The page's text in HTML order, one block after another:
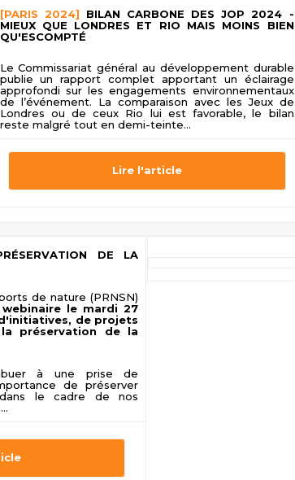
[PARIS 2024] BILAN CARBONE DES JOP 2024 -
MIEUX QUE LONDRES ET RIO MAIS MOINS BIEN
QU'ESCOMPTÉ
Le Commissariat général au développement durable
publie un rapport complet apportant un éclairage
approfondi sur les engagements environnementaux
de l’événement. La comparaison avec les Jeux de
Londres ou de ceux Rio lui est favorable, le bilan
reste malgré tout en demi-teinte...
Lire l'article
DE LA
de nature (PRNSN)
webinaire le mardi 27
de projets
préservation de la
à une prise de
de préserver
le cadre de nos